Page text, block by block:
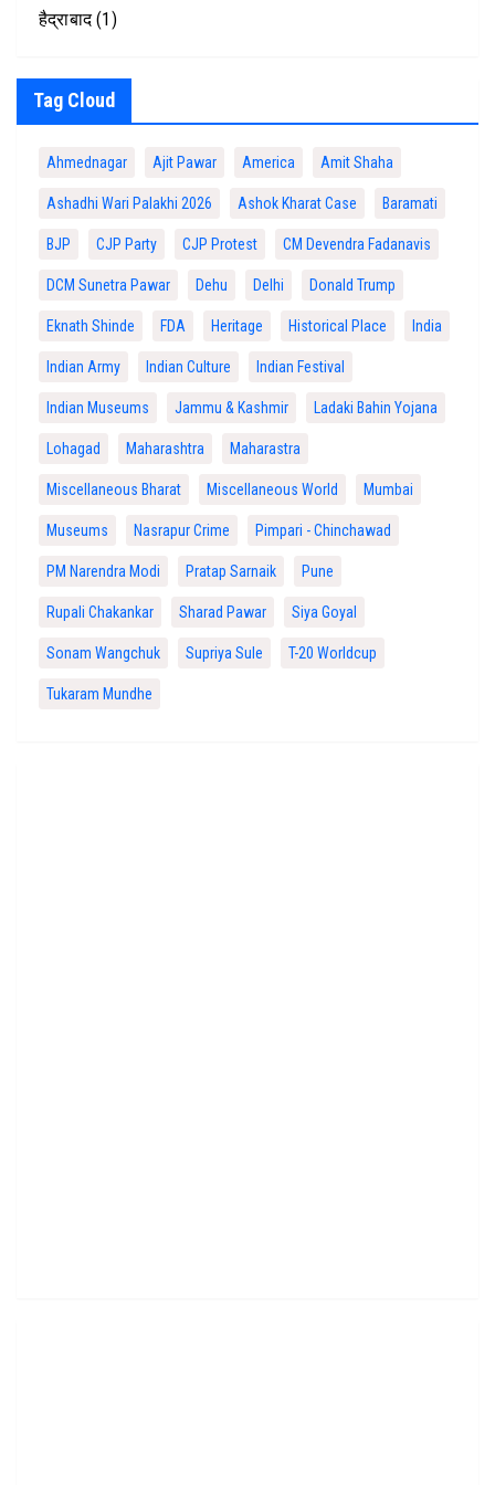
हैद्राबाद(1)
Tag Cloud
Ahmednagar Ajit Pawar America Amit Shaha
Ashadhi Wari Palakhi 2026 Ashok Kharat Case Baramati
BJP CJP Party CJP Protest CM Devendra Fadanavis
DCM Sunetra Pawar Dehu Delhi Donald Trump
Eknath Shinde FDA Heritage Historical Place India
Indian Army Indian Culture Indian Festival
Indian Museums Jammu & Kashmir Ladaki Bahin Yojana
Lohagad Maharashtra Maharastra
Miscellaneous Bharat Miscellaneous World Mumbai
Museums Nasrapur Crime Pimpari - Chinchawad
PM Narendra Modi Pratap Sarnaik Pune
Rupali Chakankar Sharad Pawar Siya Goyal
Sonam Wangchuk Supriya Sule T-20 Worldcup
Tukaram Mundhe